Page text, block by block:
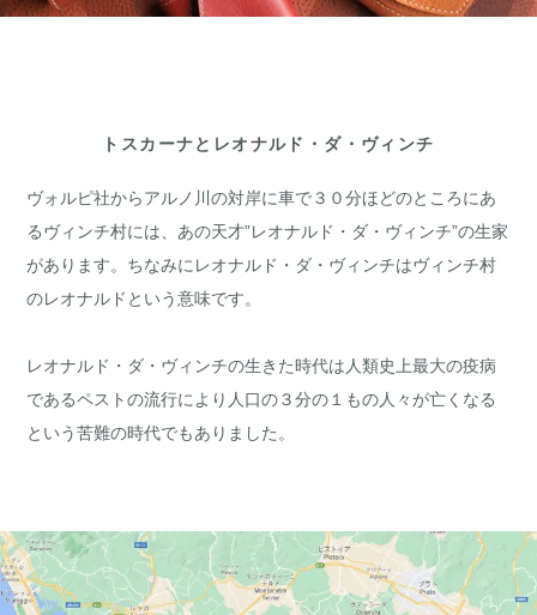
トスカーナとレオナルド・ダ・ヴィンチ
ヴォルピ社からアルノ川の対岸に車で３０分ほどのところにあ
るヴィンチ村には、あの天才”レオナルド・ダ・ヴィンチ”の生家
があります。ちなみにレオナルド・ダ・ヴィンチはヴィンチ村
のレオナルドという意味です。
レオナルド・ダ・ヴィンチの生きた時代は人類史上最大の疫病
であるペストの流行により人口の３分の１もの人々が亡くなる
という苦難の時代でもありました。